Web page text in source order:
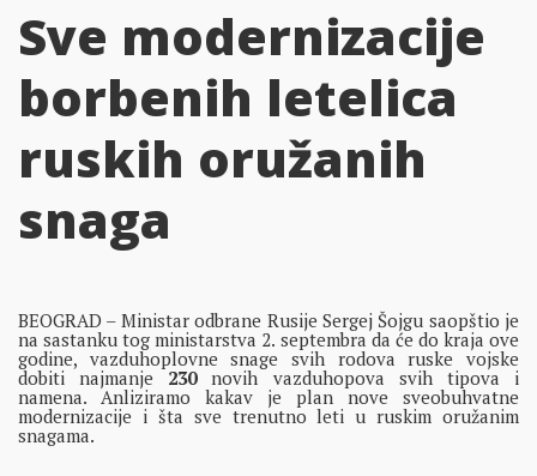
Sve modernizacije
borbenih letelica
ruskih oružanih
snaga
BEOGRAD – Ministar odbrane Rusije Sergej Šojgu saopštio je
na sastanku tog ministarstva 2. septembra da će do kraja ove
godine, vazduhoplovne snage svih rodova ruske vojske
dobiti najmanje 230novih vazduhopova svih tipova i
namena. Anliziramo kakav je plan nove sveobuhvatne
modernizacije i šta sve trenutno leti u ruskim oružanim
snagama.